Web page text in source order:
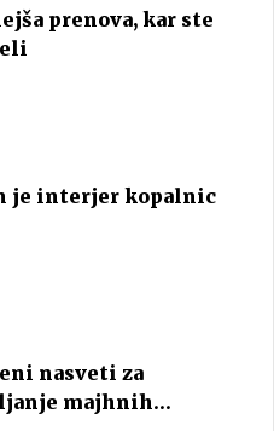
prenova, kar ste
je interjer kopalnic
nasveti za
majhnih